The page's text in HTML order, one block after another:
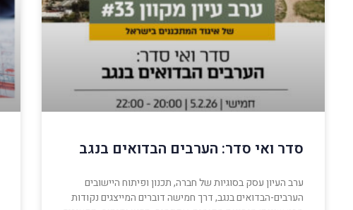
סדר ואי סדר: הערבים הבדואים בנגב
ערב העיון עסק בסוגיות של חברה, תכנון ופיתוח היישובים
הערבים-הבדואים בנגב, דרך חמישה דוברים המייצגים נקודות